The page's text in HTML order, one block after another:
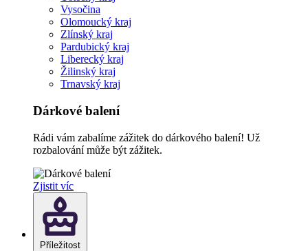
Vysočina
Olomoucký kraj
Zlínský kraj
Pardubický kraj
Liberecký kraj
Žilinský kraj
Trnavský kraj
Dárkové balení
Rádi vám zabalíme zážitek do dárkového balení! Už
rozbalování může být zážitek.
Zjistit víc
Příležitost